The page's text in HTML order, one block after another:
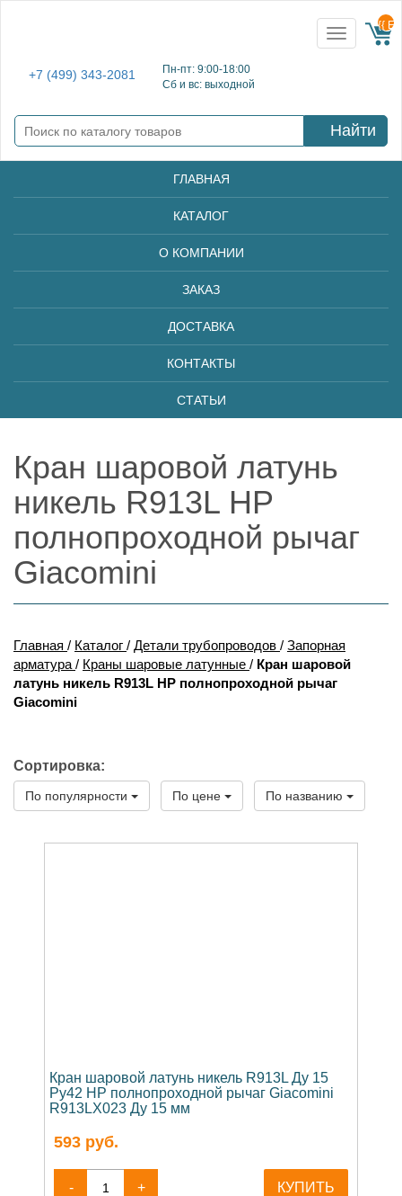
+7 (499) 343-2081
Пн-пт: 9:00-18:00
Сб и вс: выходной
Toggle
navigation
{{
Найти
ГЛАВНАЯ
КАТАЛОГ
О КОМПАНИИ
ЗАКАЗ
ДОСТАВКА
КОНТАКТЫ
СТАТЬИ
Кран шаровой латунь
никель R913L НР
полнопроходной рычаг
Giacomini
Главная / Каталог / Детали трубопроводов / Запорная
арматура / Краны шаровые латунные / Кран шаровой
латунь никель R913L НР полнопроходной рычаг
Giacomini
Сортировка:
По популярности По цене По названию
Кран шаровой латунь никель R913L Ду 15
Ру42 НР полнопроходной рычаг Giacomini
R913LX023 Ду 15 мм
593 руб.
- + КУПИТЬ